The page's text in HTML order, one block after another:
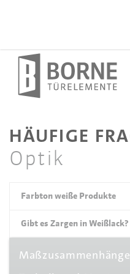
HÄUFIGE
Optik
Farbton weiße Produkte
Standardmäßig
Gibt es Zargen in Weißlack?
Unsere klassisch
Maßzusammenhänge